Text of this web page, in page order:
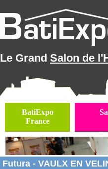
Le Grand Salon de
BatiExpo
France
Futura - VAULX EN